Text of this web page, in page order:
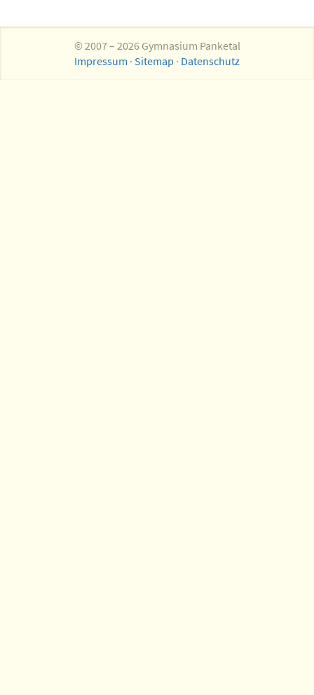
© 2007 – 2026 Gymnasium Panketal
Impressum · Sitemap · Datenschutz